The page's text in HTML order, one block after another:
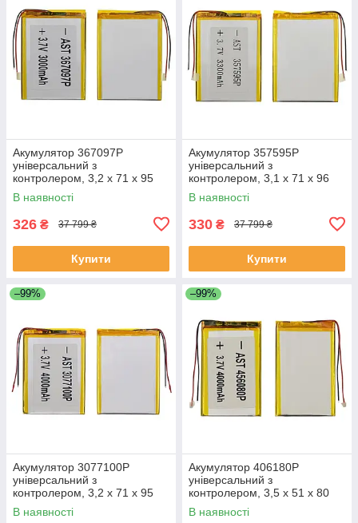
Акумулятор 367097P
універсальний з
контролером, 3,2 х 71 х 95
мм (3000 mAh)/Nomi Corsa
Tablet C070010/Nomi Corsa
В наявності
326 ₴ 37 799 ₴
Купити
Акумулятор 357595P
універсальний з
контролером, 3,1 х 71 х 96
мм (3000 mAh)/ для
смартфона, планшета
В наявності
330 ₴ 37 799 ₴
Купити
–99%
Акумулятор 3077100P
універсальний з
контролером, 3,2 х 71 х 95
мм (3000 mAh)/ для
смартфона, планшета
В наявності
–99%
Акумулятор 406180P
універсальний з
контролером, 3,5 х 51 х 80
мм (1600 mAh)/ для
смартфона, планшета
В наявності